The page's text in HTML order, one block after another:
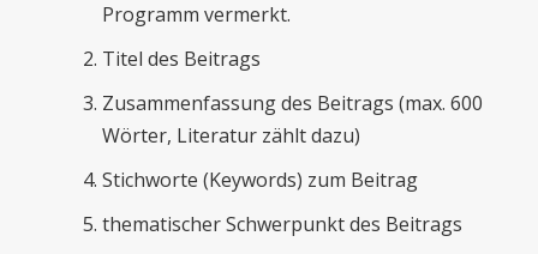
Programm vermerkt.
Titel des Beitrags
Zusammenfassung des Beitrags (max. 600
Wörter, Literatur zählt dazu)
Stichworte (Keywords) zum Beitrag
thematischer Schwerpunkt des Beitrags